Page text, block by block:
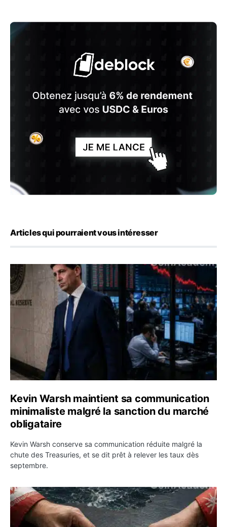
Articles qui pourraient vous intéresser
Kevin Warsh maintient sa communication minimaliste
Kevin Warsh maintient sa communication
minimaliste malgré la sanction du marché
obligataire
Kevin Warsh conserve sa communication réduite malgré la
chute des Treasuries, et se dit prêt à relever les taux dès
septembre.
Ormuz : l’Iran annonce un accord avec Oman sur une